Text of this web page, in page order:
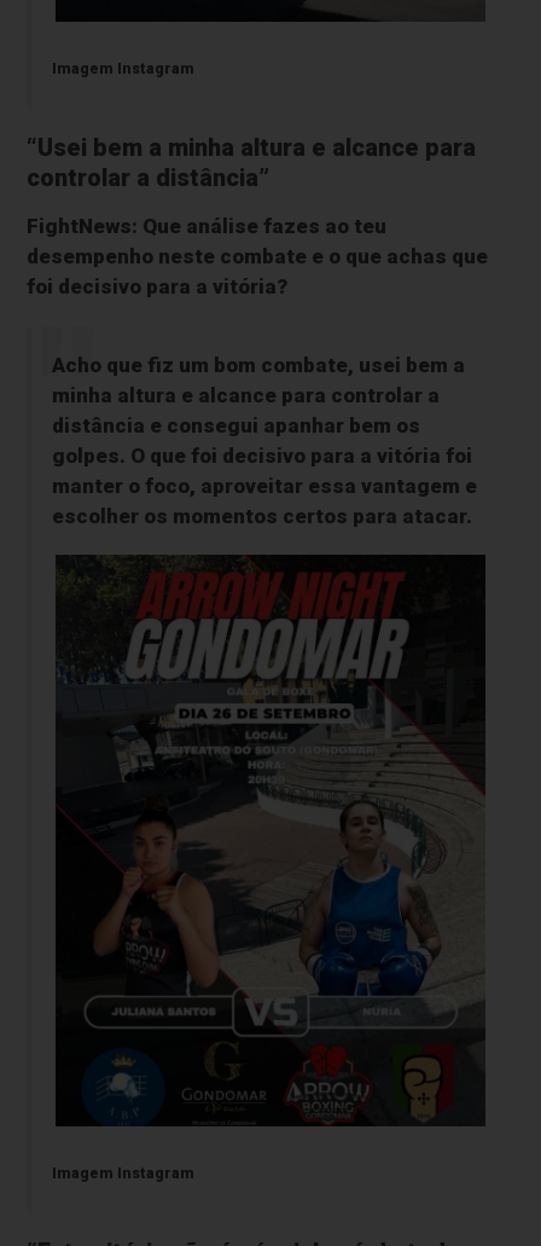
Imagem Instagram
“Usei bem a minha altura e alcance para
controlar a distância”
FightNews: Que análise fazes ao teu
desempenho neste combate e o que achas que
foi decisivo para a vitória?
Acho que fiz um bom combate, usei bem a
minha altura e alcance para controlar a
distância e consegui apanhar bem os
golpes. O que foi decisivo para a vitória foi
manter o foco, aproveitar essa vantagem e
escolher os momentos certos para atacar.
Imagem Instagram